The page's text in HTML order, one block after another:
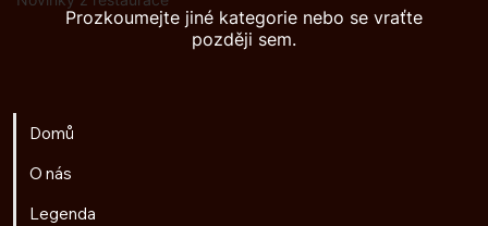
Prozkoumejte jiné kategorie nebo se vraťte
později sem.
Domů
O nás
Legenda